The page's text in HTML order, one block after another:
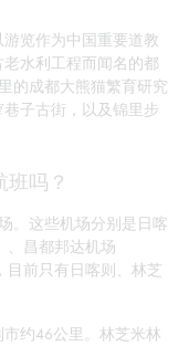
览作为中国重要道教
水利工程而闻名的都
的成都大熊猫繁育研究
子古街，以及锦里步
吗？
。这些机场分别是日喀
、昌都邦达机场
目前只有日喀则、林芝
约46公里。林芝米林